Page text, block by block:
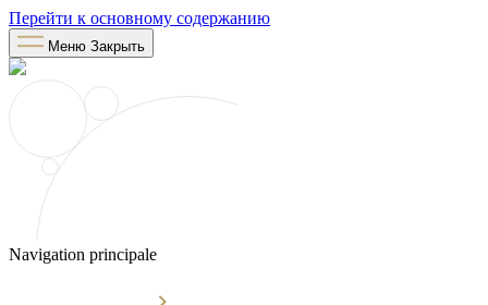
Перейти к основному содержанию
Меню Закрыть
Navigation principale